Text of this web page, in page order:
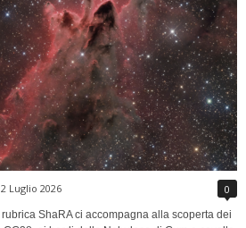
Luglio 2026 0
ShaRA ci accompagna alla scoperta dei